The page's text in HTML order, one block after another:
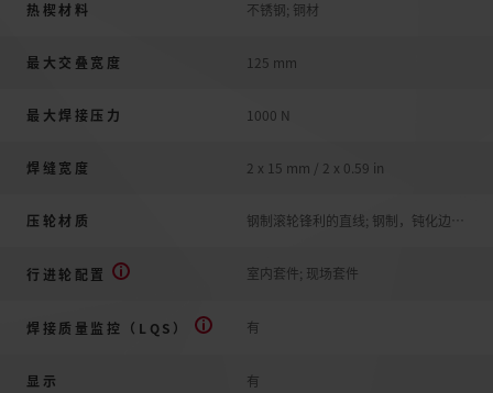
热楔材料 不锈钢; 铜材
最大交叠宽度 125 mm
最大焊接压力 1000 N
焊缝宽度 2 x 15 mm / 2 x 0.59 in
压轮材质
行进轮配置 室内套件; 现场套件
焊接质量监控（LQS） 有
显示 有